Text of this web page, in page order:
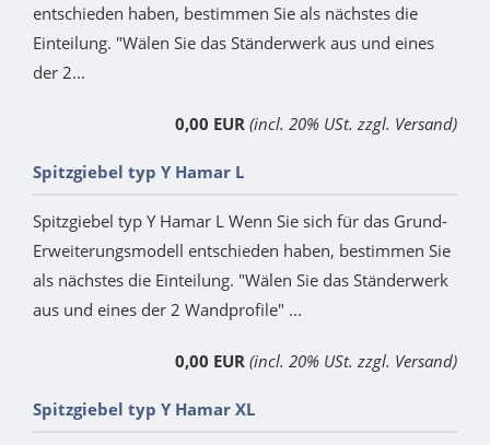
entschieden haben, bestimmen Sie als nächstes die
Einteilung. "Wälen Sie das Ständerwerk aus und eines
der 2...
0,00 EUR (incl. 20% USt. zzgl. Versand)
Spitzgiebel typ Y Hamar L
Spitzgiebel typ Y Hamar L Wenn Sie sich für das Grund-
Erweiterungsmodell entschieden haben, bestimmen Sie
als nächstes die Einteilung. "Wälen Sie das Ständerwerk
aus und eines der 2 Wandprofile" ...
0,00 EUR (incl. 20% USt. zzgl. Versand)
Spitzgiebel typ Y Hamar XL